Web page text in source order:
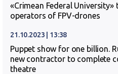
«Crimean Federal
operators of FPV-drones
21.10.2023 | 13:38
Puppet show for one billion.
new contractor to complete
theatre